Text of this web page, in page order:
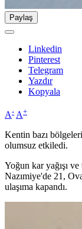
Paylaş
Linkedin
Pinterest
Telegram
Yazdır
Kopyala
A- A+
Kentin bazı
olumsuz etkiledi.
Yoğun kar yağışı
Nazımiye'de 21,
ulaşıma kapandı.